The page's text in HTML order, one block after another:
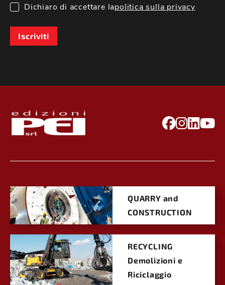
Dichiaro di accettare lapolitica sulla privacy
Iscriviti
QUARRY and
CONSTRUCTION
RECYCLING
Demolizioni e
Riciclaggio